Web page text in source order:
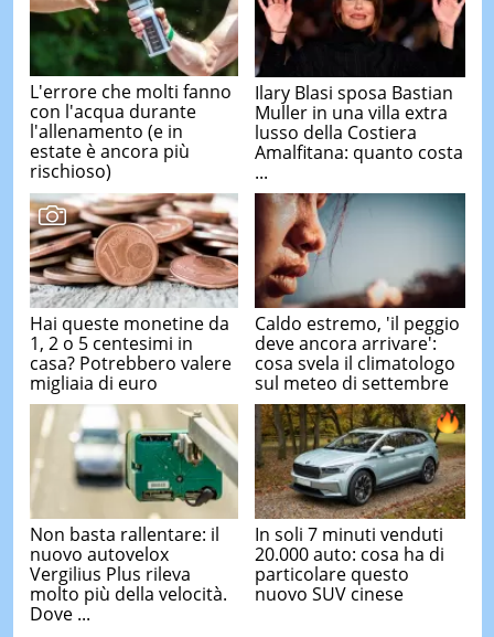
L'errore che molti fanno
con l'acqua durante
l'allenamento (e in
estate è ancora più
rischioso)
Ilary Blasi sposa Bastian
Muller in una villa extra
lusso della Costiera
Amalfitana: quanto costa
...
Hai queste monetine da
1, 2 o 5 centesimi in
casa? Potrebbero valere
migliaia di euro
Caldo estremo, 'il peggio
deve ancora arrivare':
cosa svela il climatologo
sul meteo di settembre
Non basta rallentare: il
nuovo autovelox
Vergilius Plus rileva
molto più della velocità.
Dove ...
In soli 7 minuti venduti
20.000 auto: cosa ha di
particolare questo
nuovo SUV cinese